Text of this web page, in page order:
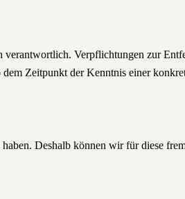
Verpflichtungen zur
Zeitpunkt der Kenntnis einer
Deshalb können wir für diese